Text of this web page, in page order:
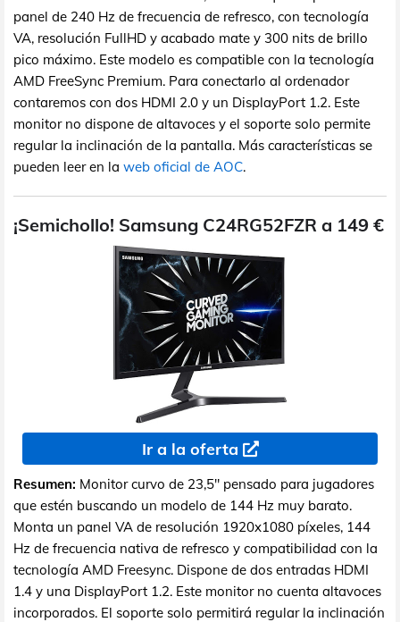
panel de 240 Hz de frecuencia de refresco, con tecnología
VA, resolución FullHD y acabado mate y 300 nits de brillo
pico máximo. Este modelo es compatible con la tecnología
AMD FreeSync Premium. Para conectarlo al ordenador
contaremos con dos HDMI 2.0 y un DisplayPort 1.2. Este
monitor no dispone de altavoces y el soporte solo permite
regular la inclinación de la pantalla. Más características se
pueden leer en la web oficial de AOC.
¡Semichollo! Samsung C24RG52FZR a 149 €
Ir a la oferta
Resumen: Monitor curvo de 23,5" pensado para jugadores
que estén buscando un modelo de 144 Hz muy barato.
Monta un panel VA de resolución 1920x1080 píxeles, 144
Hz de frecuencia nativa de refresco y compatibilidad con la
tecnología AMD Freesync. Dispone de dos entradas HDMI
1.4 y una DisplayPort 1.2. Este monitor no cuenta altavoces
incorporados. El soporte solo permitirá regular la inclinación